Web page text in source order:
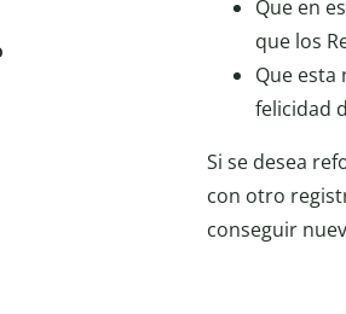
Que en
que los
Que esta
felicidad
Si se desea
con otro
conseguir